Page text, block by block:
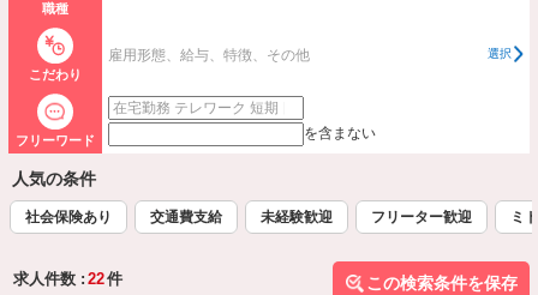
職種
こだわり
雇用形態、給与、特徴、その他 選択
フリーワード を含まない
人気の条件
社会保険あり 交通費支給 未経験歓迎 フリーター歓迎 ミ
求人件数 : 22件
この検索条件を保存